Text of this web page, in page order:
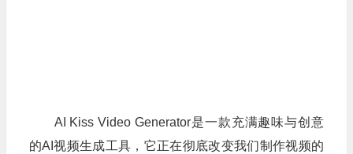
AI Kiss Video Generator是一款充满趣味与创意
的AI视频生成工具，它正在彻底改变我们制作视频的